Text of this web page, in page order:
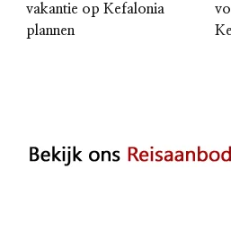
vakantie op Kefalonia
plannen